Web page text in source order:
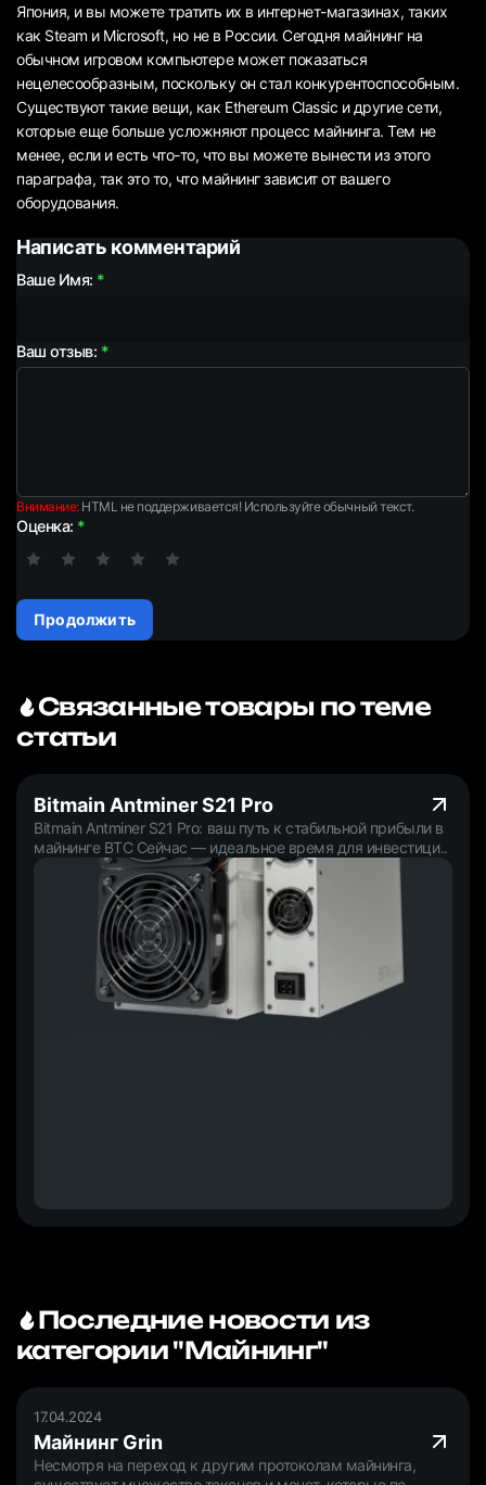
Япония, и вы можете тратить их в интернет-магазинах, таких
как Steam и Microsoft, но не в России. Сегодня майнинг на
обычном игровом компьютере может показаться
нецелесообразным, поскольку он стал конкурентоспособным.
Существуют такие вещи, как Ethereum Classic и другие сети,
которые еще больше усложняют процесс майнинга. Тем не
менее, если и есть что-то, что вы можете вынести из этого
параграфа, так это то, что майнинг зависит от вашего
оборудования.
Написать комментарий
Ваше Имя:
Ваш отзыв:
Внимание:HTML не поддерживается! Используйте обычный текст.
Оценка:
Продолжить
Связанные товары по теме
статьи
Bitmain Antminer S21 Pro
Bitmain Antminer S21 Pro: ваш путь к стабильной прибыли в
майнинге BTC Сейчас — идеальное время для инвестици..
Последние новости из
категории "Майнинг"
17.04.2024
Майнинг Grin
Несмотря на переход к другим протоколам майнинга,